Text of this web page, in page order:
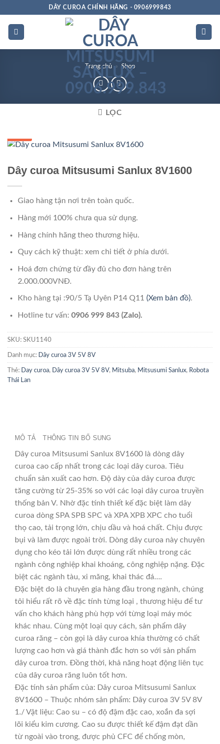
dung
DÂY CUROA CHÍNH HÃNG - 0906999843
Trang chủ » Shop
LỌC
Dây curoa Mitsusumi Sanlux 8V1600
Giao hàng tận nơi trên toàn quốc.
Hàng mới 100% chưa qua sử dụng.
Hàng chính hãng theo thương hiệu.
Quy cách kỹ thuật: xem chi tiết ở phía dưới.
Hoá đơn chứng từ đầy đủ cho đơn hàng trên
2.000.000VNĐ.
Kho hàng tại :90/5 Tạ Uyên P14 Q11 (Xem bản đồ).
Hotline tư vấn: 0906 999 843 (Zalo).
SKU: SKU1140
Danh mục: Dây curoa 3V 5V 8V
Thẻ: Day curoa, Dây curoa 3V 5V 8V, Mitsuba, Mitsusumi Sanlux, Robota
Thái Lan
MÔ TẢ THÔNG TIN BỔ SUNG
Dây curoa Mitsusumi Sanlux 8V1600 là dòng dây
curoa cao cấp nhất trong các loại dây curoa. Tiêu
chuẩn sản xuất cao hơn. Độ dày của dây curoa được
tăng cường từ 25-35% so với các loại dây curoa truyền
thống bản V. Nhờ đặc tính thiết kế đặc biệt làm dây
curoa dòng SPA SPB SPC và XPA XPB XPC cho tuổi
thọ cao, tải trọng lớn, chịu dầu và hoá chất. Chịu được
bụi và làm được ngoài trời. Dòng dây curoa này chuyên
dụng cho kéo tải lớn được dùng rất nhiều trong các
ngành công nghiệp khai khoáng, công nghiệp nặng. Đặc
biệt các ngành tàu, xi măng, khai thác đá….
Đặc biệt do là chuyên gia hàng đầu trong ngành, chúng
tôi hiểu rất rõ về đặc tính từng loại , thương hiệu để tư
vấn cho khách hàng phù hợp với từng loại máy móc
khác nhau. Cùng một loại quy cách, sản phẩm dây
curoa răng – còn gọi là dây curoa khía thường có chất
lượng cao hơn và giá thành đắc hơn so với sản phẩm
dây curoa trơn. Đồng thời, khả năng hoạt động liên tục
của dây curoa răng luôn tốt hơn.
Đặc tính sản phẩm của: Dây curoa Mitsusumi Sanlux
8V1600 – Thuộc nhóm sản phẩm: Dây curoa 3V 5V 8V
1./ Vật liệu: Cao su – có độ đậm đặc cao, xoắn đa sợi
lõi kiểu kim cương. Cao su được thiết kế đậm đạt dần
từ ngoài vào trong, được phủ CFC để chống mòn,